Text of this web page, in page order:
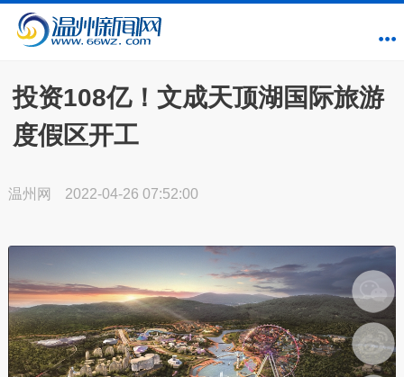
投资108亿！文成天顶湖国际旅游
度假区开工
温州网 2022-04-26 07:52:00